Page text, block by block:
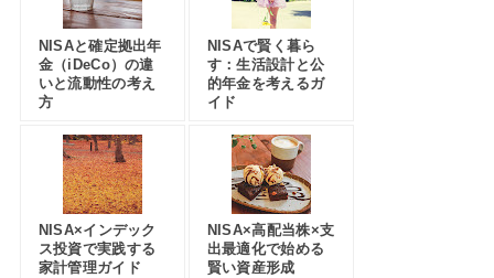
NISAと確定拠出年
金（iDeCo）の違
いと流動性の考え
方
NISAで賢く暮ら
す：生活設計と公
的年金を考えるガ
イド
NISA×インデック
ス投資で実践する
家計管理ガイド
NISA×高配当株×支
出最適化で始める
賢い資産形成